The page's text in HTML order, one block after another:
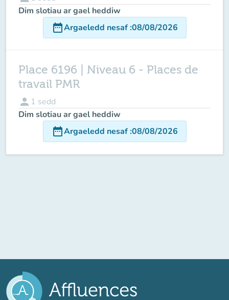
Dim slotiau ar gael heddiw
date_rangeArgaeledd nesaf:08/08/2026
Place 6196 | Niveau 6 - Places de
travail PMR
person 1 sedd
Dim slotiau ar gael heddiw
date_rangeArgaeledd nesaf:08/08/2026